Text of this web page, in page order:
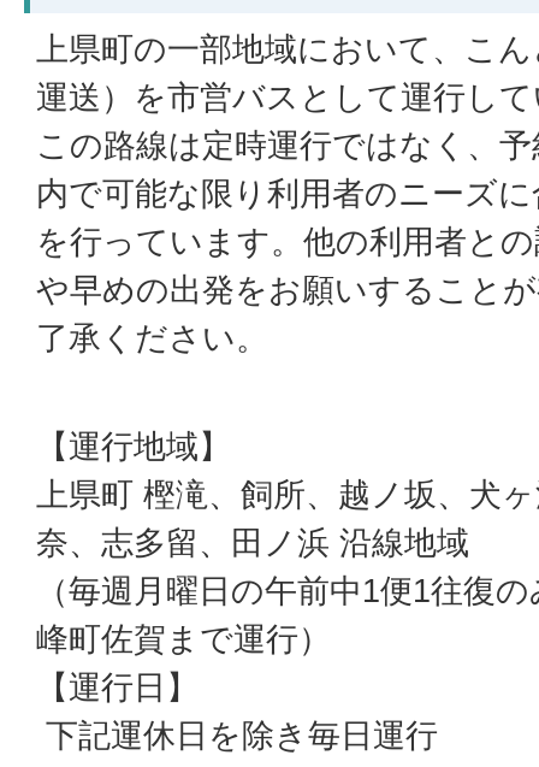
上県町の一部地域において、こ
運送）を市営バスとして運行し
この路線は定時運行ではなく、
内で可能な限り利用者のニーズ
を行っています。他の利用者と
や早めの出発をお願いすること
了承ください。
【運行地域】
上県町 樫滝、飼所、越ノ坂、犬
奈、志多留、田ノ浜 沿線地域
（毎週月曜日の午前中1便1往復
峰町佐賀まで運行）
【運行日】
下記運休日を除き毎日運行